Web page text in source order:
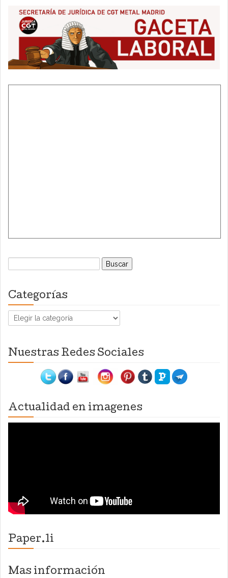
Buscar:
Categorías
Categorías
Nuestras Redes Sociales
Actualidad en imagenes
Paper.li
Mas información